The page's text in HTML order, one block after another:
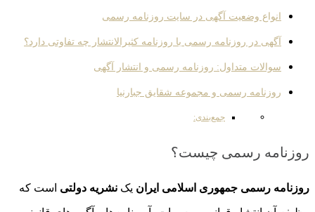
انواع وضعیت آگهی در سایت روزنامه رسمی
آگهی در روزنامه رسمی با روزنامه کثیرالانتشار چه تفاوتی دارد؟
سوالات متداول: روزنامه رسمی و انتشار آگهی
روزنامه رسمی و مجموعه شقایق جبارنیا
جمع‌بندی:
روزنامه رسمی چیست؟
روزنامه رسمی جمهوری اسلامی ایران یک نشریه دولتی است که